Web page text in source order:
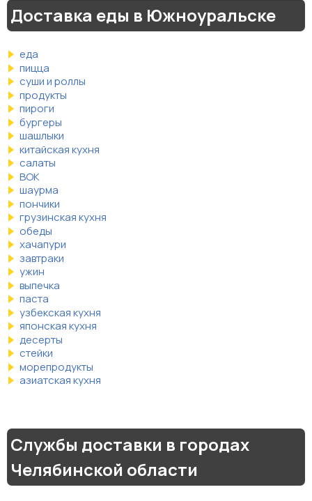
Доставка еды в Южноуральске
еда
пицца
суши и роллы
продукты
пироги
бургеры
шашлыки
китайская кухня
салаты
ВОК
шаурма
пончики
грузинская кухня
обеды
хачапури
завтраки
ужин
выпечка
паста
узбекская кухня
японская кухня
десерты
стейки
морепродукты
азиатская кухня
Службы доставки в городах
Челябинской области